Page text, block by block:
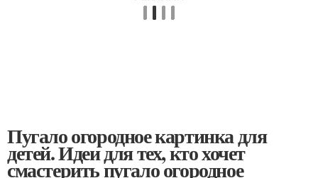
Пугало огородное картинка для
детей. Идеи для тех, кто хочет
смастерить пугало огородное